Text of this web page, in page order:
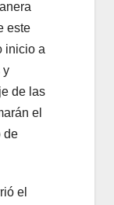
este
inicio a
y
de las
el
de
el